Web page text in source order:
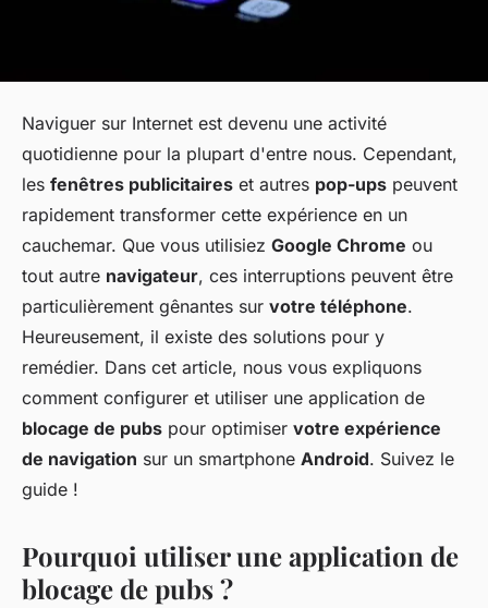
Naviguer sur Internet est devenu une activité
quotidienne pour la plupart d'entre nous. Cependant,
les fenêtres publicitaires et autres pop-ups peuvent
rapidement transformer cette expérience en un
cauchemar. Que vous utilisiez Google Chrome ou
tout autre navigateur, ces interruptions peuvent être
particulièrement gênantes sur votre téléphone.
Heureusement, il existe des solutions pour y
remédier. Dans cet article, nous vous expliquons
comment configurer et utiliser une application de
blocage de pubs pour optimiser votre expérience
de navigation sur un smartphone Android. Suivez le
guide !
Pourquoi utiliser une application de
blocage de pubs ?